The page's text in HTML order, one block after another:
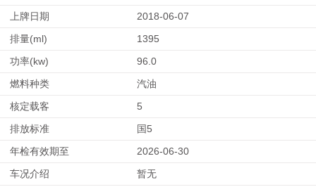
上牌日期
2018-06-07
排量(ml)
1395
功率(kw)
96.0
燃料种类
汽油
核定载客
5
排放标准
国5
年检有效期至
2026-06-30
车况介绍
暂无